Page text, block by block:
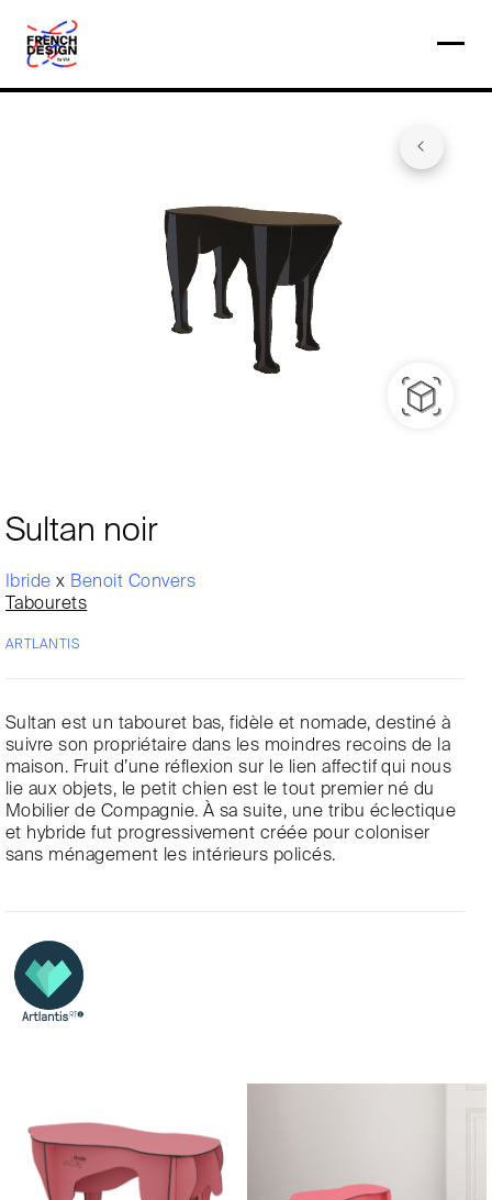
Sultan noir
Ibridex Benoit Convers
Tabourets
ARTLANTIS
Sultan est un tabouret bas, fidèle et nomade, destiné à
suivre son propriétaire dans les moindres recoins de la
maison. Fruit d’une réflexion sur le lien affectif qui nous
lie aux objets, le petit chien est le tout premier né du
Mobilier de Compagnie. À sa suite, une tribu éclectique
et hybride fut progressivement créée pour coloniser
sans ménagement les intérieurs policés.